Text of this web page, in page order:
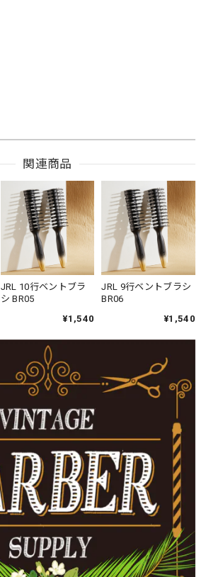
関連商品
JRL 10行ベントブラ
シ BR05
¥1,540
JRL 9行ベントブラシ
BR06
¥1,540